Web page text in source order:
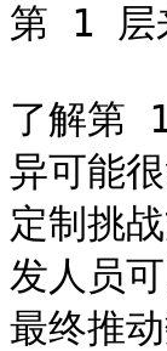
第 1 层
了解第
异可能
定制挑
发人员
最终推